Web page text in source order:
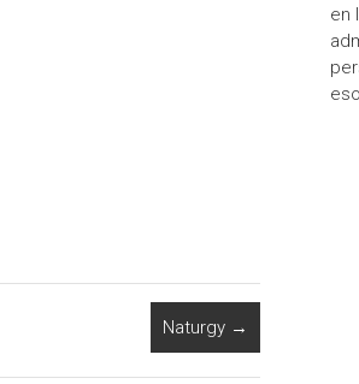
Naturgy →
en